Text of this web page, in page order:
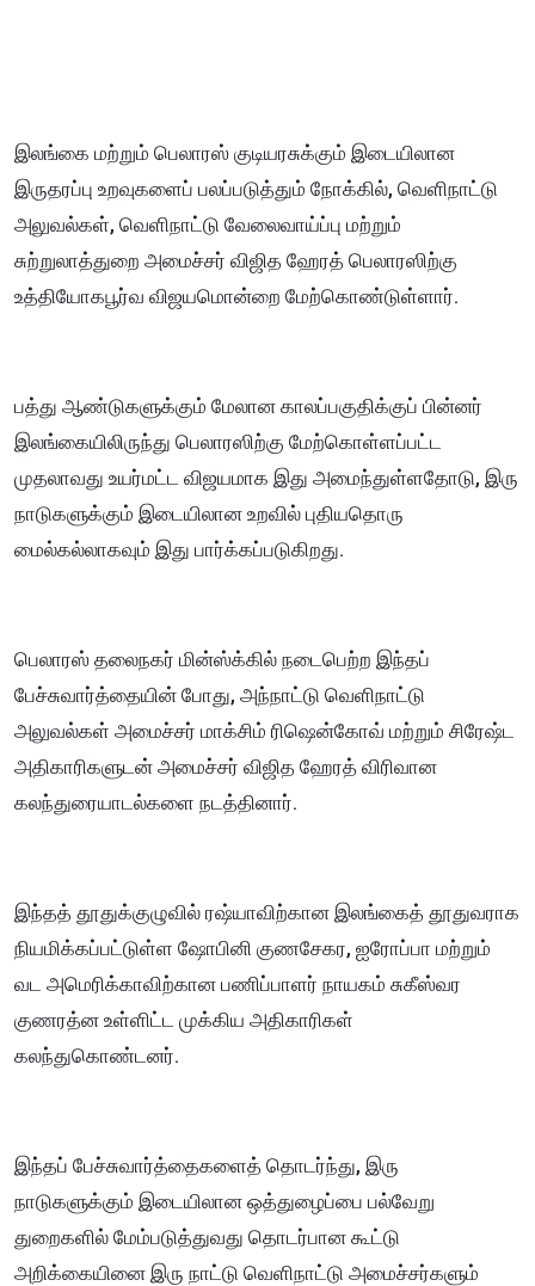
இலங்கை மற்றும் பெலாரஸ் குடியரசுக்கும் இடையிலான
இருதரப்பு உறவுகளைப் பலப்படுத்தும் நோக்கில், வெளிநாட்டு
அலுவல்கள், வெளிநாட்டு வேலைவாய்ப்பு மற்றும்
சுற்றுலாத்துறை அமைச்சர் விஜித ஹேரத் பெலாரஸிற்கு
உத்தியோகபூர்வ விஜயமொன்றை மேற்கொண்டுள்ளார்.
பத்து ஆண்டுகளுக்கும் மேலான காலப்பகுதிக்குப் பின்னர்
இலங்கையிலிருந்து பெலாரஸிற்கு மேற்கொள்ளப்பட்ட
முதலாவது உயர்மட்ட விஜயமாக இது அமைந்துள்ளதோடு, இரு
நாடுகளுக்கும் இடையிலான உறவில் புதியதொரு
மைல்கல்லாகவும் இது பார்க்கப்படுகிறது.
பெலாரஸ் தலைநகர் மின்ஸ்க்கில் நடைபெற்ற இந்தப்
பேச்சுவார்த்தையின் போது, அந்நாட்டு வெளிநாட்டு
அலுவல்கள் அமைச்சர் மாக்சிம் ரிஷென்கோவ் மற்றும் சிரேஷ்ட
அதிகாரிகளுடன் அமைச்சர் விஜித ஹேரத் விரிவான
கலந்துரையாடல்களை நடத்தினார்.
இந்தத் தூதுக்குழுவில் ரஷ்யாவிற்கான இலங்கைத் தூதுவராக
நியமிக்கப்பட்டுள்ள ஷோபினி குணசேகர, ஐரோப்பா மற்றும்
வட அமெரிக்காவிற்கான பணிப்பாளர் நாயகம் சுகீஸ்வர
குணரத்ன உள்ளிட்ட முக்கிய அதிகாரிகள்
கலந்துகொண்டனர்.
இந்தப் பேச்சுவார்த்தைகளைத் தொடர்ந்து, இரு
நாடுகளுக்கும் இடையிலான ஒத்துழைப்பை பல்வேறு
துறைகளில் மேம்படுத்துவது தொடர்பான கூட்டு
அறிக்கையினை இரு நாட்டு வெளிநாட்டு அமைச்சர்களும்